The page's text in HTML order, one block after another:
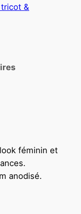
&
féminin et
anodisé.